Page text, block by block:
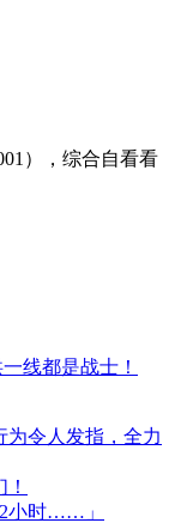
），综合自看看
线都是战士！
为令人发指，全力
小时……」